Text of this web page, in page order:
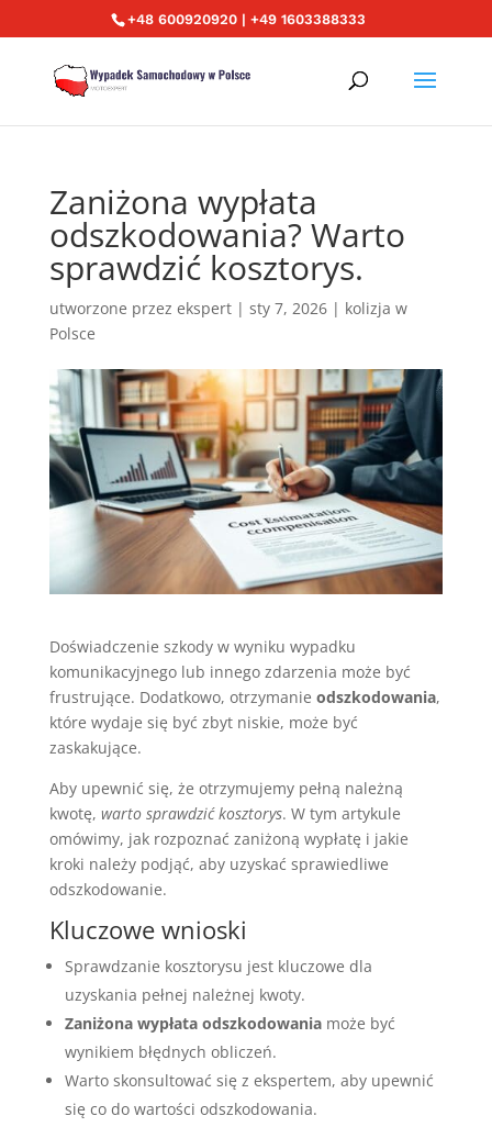
+48 600920920 | +49 1603388333
Zaniżona wypłata
odszkodowania? Warto
sprawdzić kosztorys.
utworzone przez ekspert| sty 7, 2026| kolizja w
Polsce
Doświadczenie szkody w wyniku wypadku
komunikacyjnego lub innego zdarzenia może być
frustrujące. Dodatkowo, otrzymanie odszkodowania,
które wydaje się być zbyt niskie, może być
zaskakujące.
Aby upewnić się, że otrzymujemy pełną należną
kwotę, warto sprawdzić kosztorys. W tym artykule
omówimy, jak rozpoznać zaniżoną wypłatę i jakie
kroki należy podjąć, aby uzyskać sprawiedliwe
odszkodowanie.
Kluczowe wnioski
Sprawdzanie kosztorysu jest kluczowe dla
uzyskania pełnej należnej kwoty.
Zaniżona wypłata odszkodowaniamoże być
wynikiem błędnych obliczeń.
Warto skonsultować się z ekspertem, aby upewnić
się co do wartości odszkodowania.